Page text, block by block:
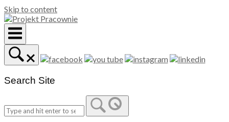
Skip to content
Search Site